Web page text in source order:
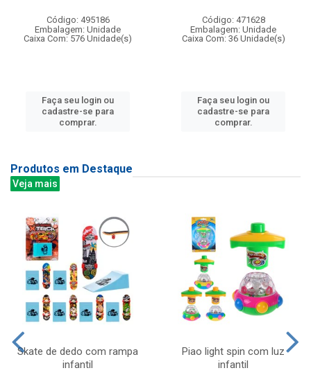
Código: 495186
Embalagem: Unidade
Caixa Com: 576 Unidade(s)
Faça seu login ou
cadastre-se para
comprar.
Código: 471628
Embalagem: Unidade
Caixa Com: 36 Unidade(s)
Faça seu login ou
cadastre-se para
comprar.
Produtos em Destaque
Veja mais
Skate de dedo com rampa
infantil
Piao light spin com luz
infantil